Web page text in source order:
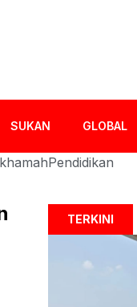
SUKAN GLOBAL
Pendidikan
TERKINI